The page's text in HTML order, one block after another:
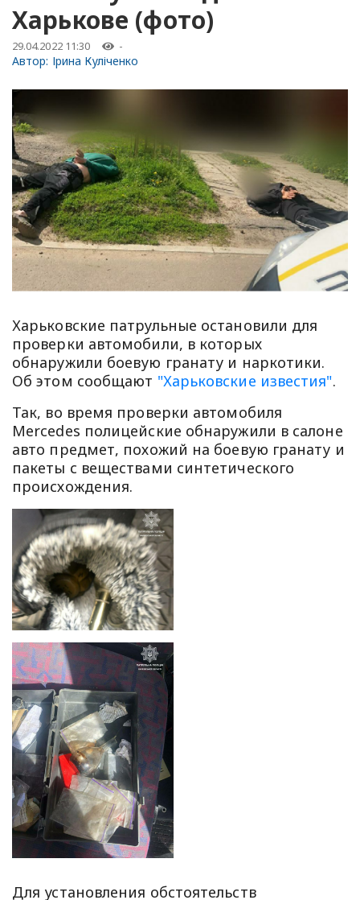
Харькове (фото)
29.04.2022 11:30 -
Автор: Ірина Куліченко
Харьковские патрульные остановили для
проверки автомобили, в которых
обнаружили боевую гранату и наркотики.
Об этом сообщают "Харьковские известия".
Так, во время проверки автомобиля
Mercedes полицейские обнаружили в салоне
авто предмет, похожий на боевую гранату и
пакеты с веществами синтетического
происхождения.
Для установления обстоятельств